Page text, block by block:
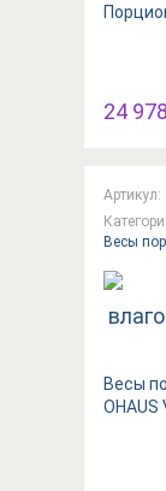
24
Весы
Весы
OHAUS